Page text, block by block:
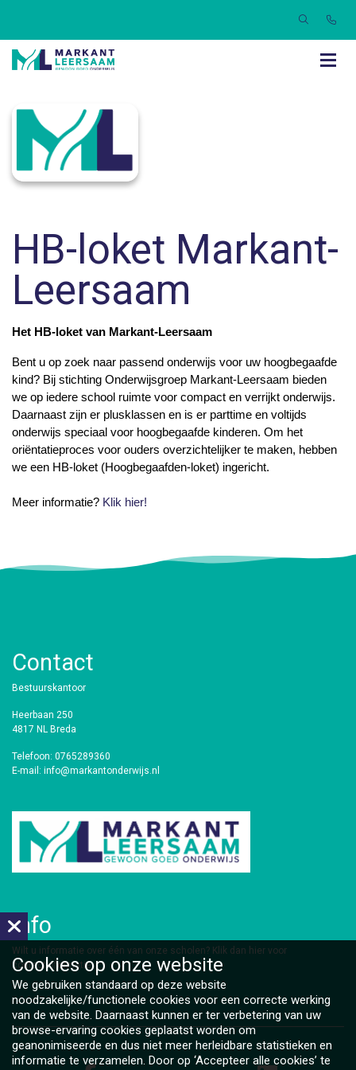
HB-loket Markant-
Leersaam
Het HB-loket van Markant-Leersaam
Bent u op zoek naar passend onderwijs voor uw hoogbegaafde
kind? Bij stichting Onderwijsgroep Markant-Leersaam bieden
we op iedere school ruimte voor compact en verrijkt onderwijs.
Daarnaast zijn er plusklassen en is er parttime en voltijds
onderwijs speciaal voor hoogbegaafde kinderen. Om het
oriëntatieproces voor ouders overzichtelijker te maken, hebben
we een HB-loket (Hoogbegaafden-loket) ingericht.
Meer informatie? Klik hier!
Contact
Bestuurskantoor
Heerbaan 250
4817 NL Breda
Telefoon: 0765289360
E-mail: info@markantonderwijs.nl
Info
​Wilt u informatie over één van onze scholen? Klik dan hier voor
contactinformatie.
Cookies op onze website
We gebruiken standaard op deze website
noodzakelijke/functionele cookies voor een correcte werking
van de website. Daarnaast kunnen er ter verbetering van uw
browse-ervaring cookies geplaatst worden om
geanonimiseerde en dus niet meer herleidbare statistieken en
informatie te verzamelen. Door op ‘Accepteer alle cookies’ te